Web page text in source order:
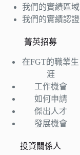
我們的實績區域
我們的實績認證
菁英招募
在FGT的職業生
涯
工作機會
如何申請
傑出人才
發展機會
投資關係人